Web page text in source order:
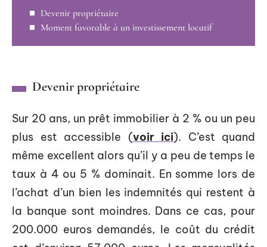
Devenir propriétaire
Moment favorable à un investissement locatif
Devenir propriétaire
Sur 20 ans, un prêt immobilier à 2 % ou un peu
plus est accessible (voir ici). C’est quand
même excellent alors qu’il y a peu de temps le
taux à 4 ou 5 % dominait. En somme lors de
l’achat d’un bien les indemnités qui restent à
la banque sont moindres. Dans ce cas, pour
200.000 euros demandés, le coût du crédit